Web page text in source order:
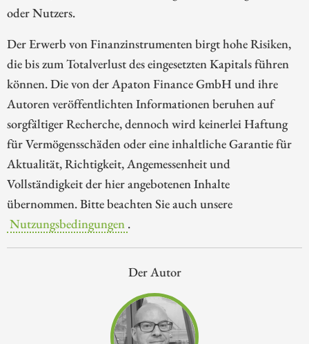
oder Nutzers.
Der Erwerb von Finanzinstrumenten birgt hohe Risiken,
die bis zum Totalverlust des eingesetzten Kapitals führen
können. Die von der Apaton Finance GmbH und ihre
Autoren veröffentlichten Informationen beruhen auf
sorgfältiger Recherche, dennoch wird keinerlei Haftung
für Vermögensschäden oder eine inhaltliche Garantie für
Aktualität, Richtigkeit, Angemessenheit und
Vollständigkeit der hier angebotenen Inhalte
übernommen. Bitte beachten Sie auch unsere
Nutzungsbedingungen .
Der Autor